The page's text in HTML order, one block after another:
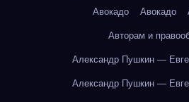
Авокадо Авокадо
Авторам и
Александр Пушкин —
Александр Пушкин —